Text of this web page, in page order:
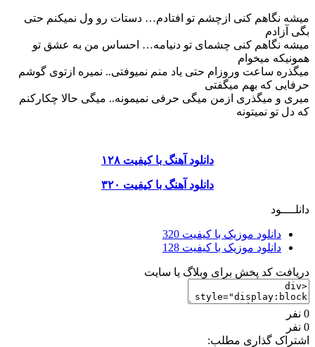
میشه نگاهم کنی ازچشم تو افتادم… دستات رو ول نمیکنم حتی
بگی آزادم
میشه نگاهم کنی چشمای تو دنیامه… احساس من به عشق تو
همونیکه میخوام
میگذره ساعت وروزام حتی یاد منم نمیوفتی.. نمیره ازتوی گوشم
حرفایی که بهم میگفتی
میری و میگذری ازمن میگی حرفی نمیمونه.. میگی حالا چکارکنم
که دل تو نمیتونه
دانلود آهنگ با کیفیت ۱۲۸
دانلود آهنگ با کیفیت ۳۲۰
دانلــــود
دانلود موزیک با کیفیت 320
دانلود موزیک با کیفیت 128
دریافت کد پخش برای وبلاگ یا سایت
0 نفر
0 نفر
اشتراک گذاری مطلب: